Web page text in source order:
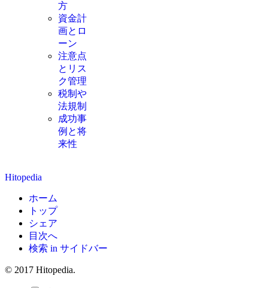
方
資金計
画とロ
ーン
注意点
とリス
ク管理
税制や
法規制
成功事
例と将
来性
Hitopedia
ホーム
トップ
シェア
目次へ
検索 in サイドバー
© 2017 Hitopedia.